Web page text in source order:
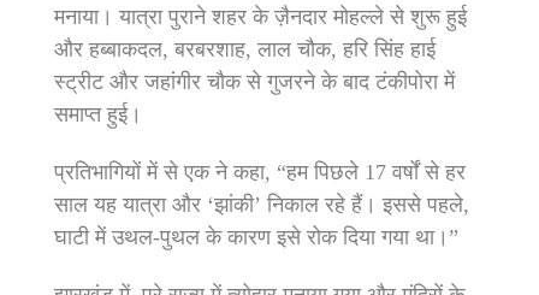
मनाया। यात्रा पुराने शहर के ज़ैनदार मोहल्ले से शुरू हुई
और हब्बाकदल, बरबरशाह, लाल चौक, हरि सिंह हाई
स्ट्रीट और जहांगीर चौक से गुजरने के बाद टंकीपोरा में
समाप्त हुई।
प्रतिभागियों में से एक ने कहा, “हम पिछले 17 वर्षों से हर
साल यह यात्रा और ‘झांकी’ निकाल रहे हैं। इससे पहले,
घाटी में उथल-पुथल के कारण इसे रोक दिया गया था।”